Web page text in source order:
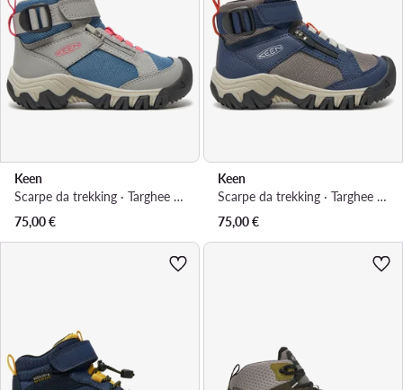
Keen
Scarpe da trekking · Targhee Boundless 1029619 · Blu
75,00€
Keen
Scarpe da trekking · Targhee Boundless 1029618 · Blu scuro
75,00€